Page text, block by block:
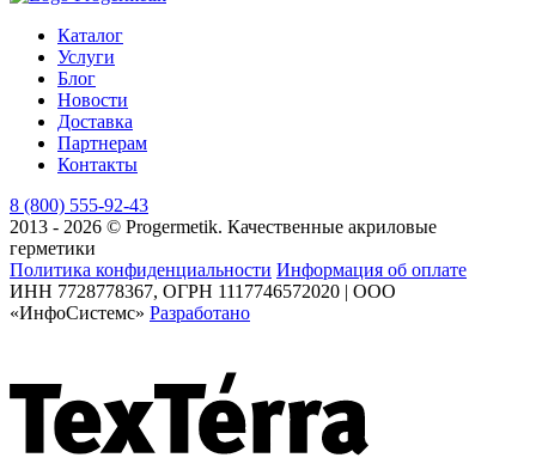
Каталог
Услуги
Блог
Новости
Доставка
Партнерам
Контакты
8 (800) 555-92-43
2013 - 2026 © Progermetik. Качественные акриловые
герметики
Политика конфиденциальности Информация об оплате
ИНН 7728778367, ОГРН 1117746572020 | ООО
«ИнфоСистемс» Разработано